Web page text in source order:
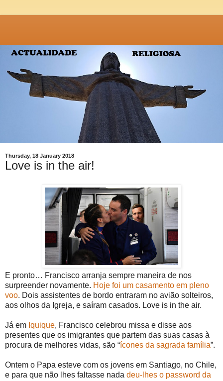
Thursday, 18 January 2018
Love is in the air!
E pronto… Francisco arranja sempre maneira de nos
surpreender novamente. Hoje foi um casamento em pleno
voo. Dois assistentes de bordo entraram no avião solteiros,
aos olhos da Igreja, e saíram casados. Love is in the air.
Já em Iquique, Francisco celebrou missa e disse aos
presentes que os imigrantes que partem das suas casas à
procura de melhores vidas, são “ícones da sagrada família”.
Ontem o Papa esteve com os jovens em Santiago, no Chile,
e para que não lhes faltasse nada deu-lhes o password da